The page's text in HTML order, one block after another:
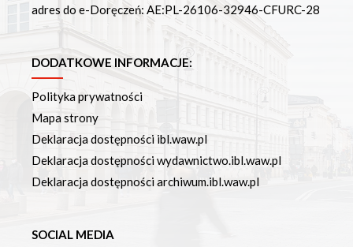
adres do e-Doręczeń: AE:PL-26106-32946-CFURC-28
DODATKOWE INFORMACJE:
Polityka prywatności
Mapa strony
Deklaracja dostępności ibl.waw.pl
Deklaracja dostępności wydawnictwo.ibl.waw.pl
Deklaracja dostępności archiwum.ibl.waw.pl
SOCIAL MEDIA